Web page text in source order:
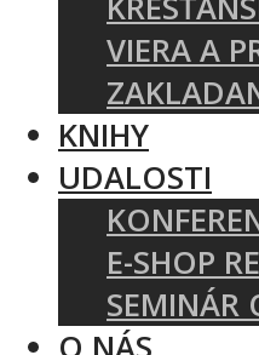
VIERA A
KNIHY
UDALOSTI
E-SHOP
SEMINÁR